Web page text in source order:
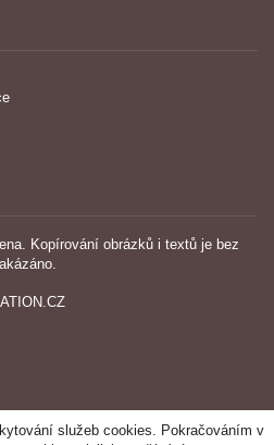
služeb cookies. Pokračováním v
Kopírování obrázků i textů je bez